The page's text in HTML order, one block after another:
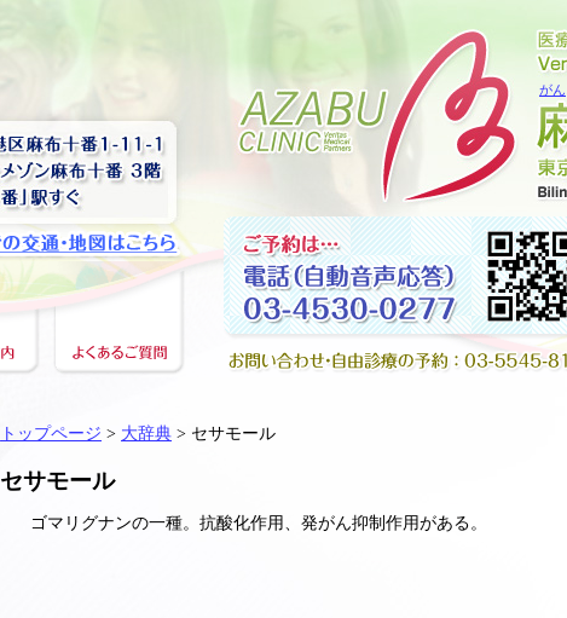
がん
トップページ > 大辞典 > セサモール
セサモール
ゴマリグナンの一種。抗酸化作用、発がん抑制作用がある。